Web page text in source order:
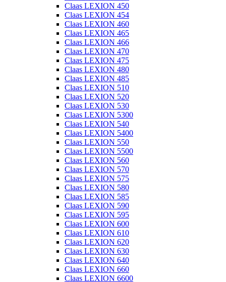
Claas LEXION 450
Claas LEXION 454
Claas LEXION 460
Claas LEXION 465
Claas LEXION 466
Claas LEXION 470
Claas LEXION 475
Claas LEXION 480
Claas LEXION 485
Claas LEXION 510
Claas LEXION 520
Claas LEXION 530
Claas LEXION 5300
Claas LEXION 540
Claas LEXION 5400
Claas LEXION 550
Claas LEXION 5500
Claas LEXION 560
Claas LEXION 570
Claas LEXION 575
Claas LEXION 580
Claas LEXION 585
Claas LEXION 590
Claas LEXION 595
Claas LEXION 600
Claas LEXION 610
Claas LEXION 620
Claas LEXION 630
Claas LEXION 640
Claas LEXION 660
Claas LEXION 6600